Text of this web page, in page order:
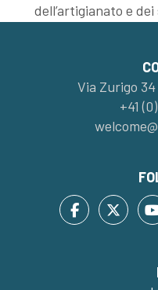
dell’artigianato e
Via Zurigo
+41